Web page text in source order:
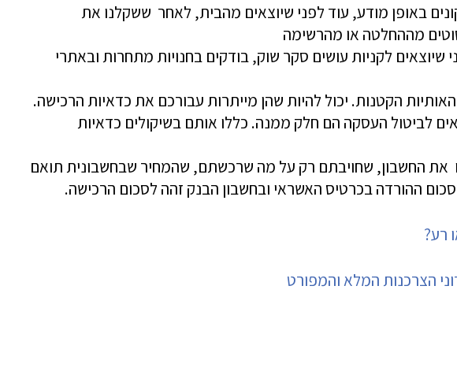
באופן מודע, עוד לפני שיוצאים מהבית, לאחר ששקלנו את
מההחלטה או מהרשימה
שיוצאים לקניות עושים סקר שוק, בודקים בחנויות מתחרות ובאתרי
הקטנות. יכול להיות שהן מייתרות עבורכם את כדאיות הרכישה.
לביטול העסקה הם חלק ממנה. כללו אותם בשיקולים כדאיות
את החשבון, שחויבתם רק על מה שרכשתם, שהמחיר שבחשבונית תואם
ההורדה בכרטיס האשראי ובחשבון הבנק זהה לסכום הרכישה.
רע?
הצרכנות המלא והמפורט